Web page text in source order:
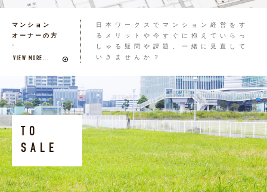
マンション
オーナーの方
VIEW MORE...
日本ワークスでマンション経営をす
るメリットや今すぐに抱えていらっ
しゃる疑問や課題。一緒に見直して
いきませんか？
TO
SALE